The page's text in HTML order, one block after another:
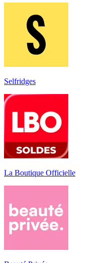
Selfridges
La Boutique Officielle